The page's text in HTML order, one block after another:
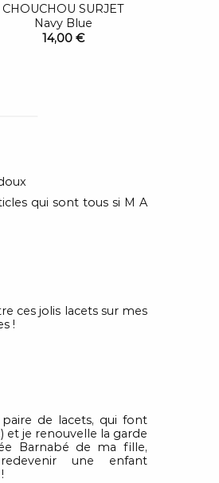
qui sont tous si M A
ces jolis lacets sur mes
!
de lacets, qui font
et je renouvelle la garde
Barnabé de ma fille,
une enfant
CHOUCHOU SURJET
Navy Blue
14,00 €